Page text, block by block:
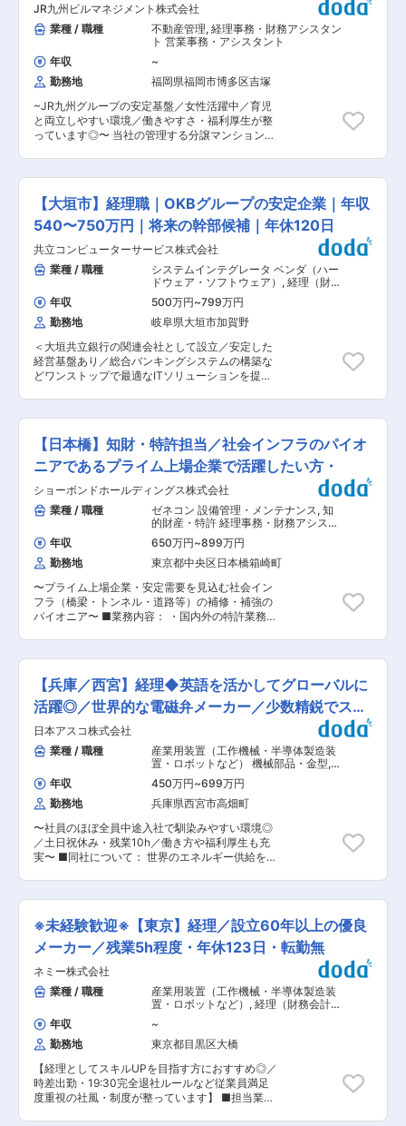
新会社として2023年に設立され、戦略立案から
業務実行、運営、DX支援までを一気通貫で提
供。グループのノウハウと全国ネットワークを活
かし、高品質かつスピーディなソリューションを
実現。設立間もない組織のため裁量が大きく、自
由な発想で新たな挑戦が可能な環境が魅力です。
変更の範囲：会社の定める業務
しています。勤怠確認 及び 時間外勤務や残業の
勤怠区分のチェックを行います。 ・台帳管理 ・
経理会議等の資料作成 ※ゼロベースからの作成
ではなく、ベースとなる資料があります。 ・経費
申請の確認や勤怠入力の促進の声掛け等もお願い
します。 ※決算や税務対応は顧問の会計事務所へ
依頼をしていますので、日次仕訳や入力対応など
を行っていただき会計事務所からの確認や質問へ
の対応などをお任せします。 ■組織構成： 現在
２名が在籍（部門長と一般職）しています。別途
顧問会計士とのやりとりもございます。社内は国
を経験することができます。 ■就業環境： 時差
出勤制度あり、残業はほぼなく年間休日も125日
と働きやすい環境が整っております。ご志向に合
わせて財務や労務、経営企画といった業務にも挑
戦することが可能です。 ■当社について： 当社
は、航空宇宙防衛関連ソフトウェアの輸出入・販
売・テクニカルサポート及びシステム・アプリケ
ーションの開発を通して、産業の発展に寄与して
います。 世界標準の解析ソフトを、日本のミッシ
ョンに合わせて最適化・提供しており、解析アル
ゴリズムやシステム構築を支援し、宇宙や防衛の
ミッションをコンピュータ上で正確にシミュレー
ションし、計画から運用までを支えています。
研究開発機構、国立研究開発法人情報通信研究機
構、大手重工メーカー、大手電機メーカー、宇宙
CESIUM、COMSPOC、ROCKET LAB、
INTEGRITY ISR など 変更の範囲：会社の定め
る業務
JR九州ビルマネジメント株式会社
業種 / 職種
不動産管理, 経理事務・財務アシスタン
ト 営業事務・アシスタント
年収
~
勤務地
福岡県福岡市博多区吉塚
~JR九州グループの安定基盤／女性活躍中／育児
と両立しやすい環境／働きやすさ・福利厚生が整
っています◎〜 当社の管理する分譲マンション・
験が少なくても入社後手厚く育成する環境があり
ますので、安心ください。 ■業務内容詳細 分譲
マンションの会計業務全般をお任せします。不動
産業界の経験がなくても簿記3級程度の知識があ
ればOKです 【具体的には】 ◎支払業務／管理組
合の支払いを代行業務します。 ・電気代・水道
代・電話代等は口座引落にて支払 ・修繕費や管理
組合運営費用等スポットや各種保守料等は請求書
確認、支払 ◎請求業務 ・管理費や修繕積立金、駐
車場使用料や各種使用料等を各管理組合員へ請求
管理を行います ◎会計業務 ・毎月月末締めで月次
決算報告書（収支報告書・貸借対照表等）を作成
し、 年1回年次決算報告書（収支報告書・貸借対
照表等に加え、請求書や領収書等 1年分の帳票を
まとめます ※専用端末を使用して、支払・請求・
会計業務を行っていきます 【働きがい】 ご経験
事情に合わせた在宅勤務も可能です。 フレックス
タイム制を活用しつつ、育児と両立しやすい就業
環境、充実した福利厚生の下で長期的に活躍いた
だけます。 【雇用形態について】 契約社員スタ
ートとなります。会社全体で正社員化を促進して
いますので、年2回の登用試験を経て正社員（地
域限定社員）にチャレンジできます。登用試験の
時期によりますが、最短で入社3ヶ月後に正社員
登用されている方もいます。正社員登用後は、賞
与、退職金、家賃補助など条件面や福利厚生もす
べて活用が出来ます。 【中途入社のスタッフも多
数活躍しています！】 成長する会社、成長する事
業部だからこそ多様性があり、個性を大事にして
はほぼ全員が中途入社から活躍しています！ 協力
体制や新しい人を温かく受け入れる文化が根付い
だけるはずです。 変更の範囲：会社の定める業務
【大垣市】経理職｜OKBグループの安定企業｜年収
540〜750万円｜将来の幹部候補｜年休120日
共立コンピューターサービス株式会社
業種 / 職種
システムインテグレータ ベンダ（ハー
ドウェア・ソフトウェア） , 経理（財務
会計） 経理事務・財務アシスタント
年収 500万円~799万円
勤務地
岐阜県大垣市加賀野
＜大垣共立銀行の関連会社として設立／安定した
経営基盤あり／総合バンキングシステムの構築な
どワンストップで最適なITソリューションを提供
をお任せします。 ※将来的な組織運営を見据え、
経理部門の中核を担う人材の採用を行います。 ■
職務内容 ◇各種経理業務の担当および検証 ◇月
次決算 ◇年次決算 ◇会計資料確認 ※ある程度の
会計・税務の知識を持ち、適切に経理業務を検証
できるレベルのご経験が必要です。 ＜決算業務に
ついて＞ ◇連結決算あり ◇銀行関連の経理処理
あり ■使用システム：奉行シリーズ ■経理部門体
制：計8名 社員4名、契約社員1名、キャリアスタ
ッフ1名、派遣社員2名 ■将来的にお任せしたいこ
と： 経理部門全体の管理をお任せしたいと考えて
いますが、詳細は選考時にご相談させていただき
ます。 ■当社について： ＜安定基盤&地域密着／
OKBグループIT企業＞ ◇当社は、OKBグループ
のIT企業として1980年に設立以来、総合バンキン
グシステムの構築をはじめ、一般企業、地方自治
様な業務パッケージ：PRISMシリーズ」や「お客
さまの集金業務を代行する自動会計サービス」
「万全なデータセンターによるハウジング・クラ
ウドサービス」などが主力商品。銀行以外の企業
に対してもビジネスを展開しています。 ◇完全週
休2日制、年間休日120日＋最大10日間の連続休
暇＝130日以上 ONとOFFのバランスがよく、仕
事もプライベートも両立できるワークライフバラ
ンスの整った職場です。 変更の範囲：会社の定め
る業務
【日本橋】知財・特許担当／社会インフラのパイオ
ニアであるプライム上場企業で活躍したい方・
ショーボンドホールディングス株式会社
業種 / 職種
ゼネコン 設備管理・メンテナンス, 知
的財産・特許 経理事務・財務アシスタ
ント
年収 650万円~899万円
勤務地
東京都中央区日本橋箱崎町
〜プライム上場企業・安定需要を見込む社会イン
フラ（橋梁・トンネル・道路等）の補修・補強の
パイオニア〜 ■業務内容： ・国内外の特許業務
ス・他社特許分析） ・IPランドスケープの実践
・自社特許の活用（ライセンス契約・交渉など）
・事業部門、研究開発部門の特許レビュー ・社内
における知財教育などの啓発活動 ■本ポジション
に魅力 ・事業で使用される技術を中心に知財活動
を行っており、出願した特許が現場で活用される
ケースも多く、事業への貢献を実感できる ・出願
だけでなく、権利の保護・活用・交渉まで一気通
貫で取り組める ・少数精鋭のため、早い段階から
主体的に案件を担当できる ・無理のない業務配分
と効率的な働き方を重視しており、落ち着いた環
境で業務に集中できる ■配属先 ショーボンドホ
ールディングス（株）総務部 法務室 室長1名、
メンバー3名 ■当社の魅力： 当社はインフラメン
テナンス業界での確固たる地位を築いており、特
に橋梁やトンネルの補修・補強において高い技術
の需要が高いことも強みです。さらに、環境保全
や安全性への配慮も徹底しており、持続可能な社
会の実現に貢献しています。これらの要素が、同
社の魅力を高めています。 変更の範囲：会社の定
める業務
【兵庫／西宮】経理◆英語を活かしてグローバルに
活躍◎／世界的な電磁弁メーカー／少数精鋭でスキ
ルアップ
日本アスコ株式会社
業種 / 職種
産業用装置（工作機械・半導体製造装
置・ロボットなど） 機械部品・金型,
経理（財務会計） 経理事務・財務アシ
スタント
年収 450万円~699万円
勤務地
兵庫県西宮市高畑町
〜社員のほぼ全員中途入社で馴染みやすい環境◎
／土日祝休み・残業10h／働き方や福利厚生も充
実〜 ■同社について： 世界のエネルギー供給を
車・半導体工場、医療分野な様々な分野で同社製
品は活躍していて、見えないところで人々の暮ら
しの安心・安全を支えています。 ■担当業務：
・買掛金業務（経費計上、旅費精算、国内振込、
海外送金） ・売掛金請求・回収業務 ・固定資産
管理、月次、四半期、年度末決算業務対応、各種
税金確定申告準備補助（勘定科目内訳明細書、決
算書補助資料作成など） ・親会社へのレポーティ
ング、差異分析、各種問い合わせ、プロジェクト
等への対応、その他 少数精鋭の組織になりますの
で、幅広い経理経験を積むことができます。 米国
上場企業傘下（売上上約2兆円）のため、財務報
告に係るプロセス、内部統制、システム、レポー
ティングについて、企業規模以上の経験が可能で
す。 また、親会社やその他海外地域の同僚と一緒
に仕事をする機会が多い為、日本にいながら英語
※未経験歓迎※【東京】経理／設立60年以上の優良
メーカー／残業5h程度・年休123日・転勤無
ネミー株式会社
業種 / 職種
産業用装置（工作機械・半導体製造装
置・ロボットなど） , 経理（財務会計）
年収
~
勤務地
東京都目黒区大橋
【経理としてスキルUPを目指す方におすすめ◎／
時差出勤・19:30完全退社ルールなど従業員満足
度重視の社風・制度が整っています】 ■担当業